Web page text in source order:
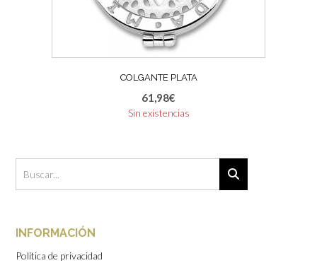
COLGANTE PLATA
61,98€
Sin existencias
INFORMACIÓN
Política de privacidad